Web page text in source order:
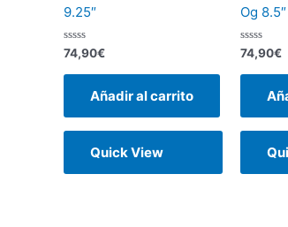
9.25″
Valorado
con
0
74,90€
Añadir al carrito
Quick View
Og 8.5″
Valorado
con
0
74,90€